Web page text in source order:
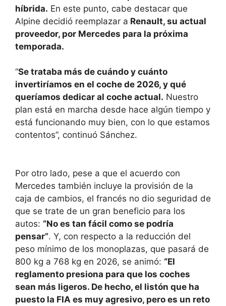
híbrida. En este punto, cabe destacar que
Alpine decidió reemplazar a Renault, su actual
proveedor, por Mercedes para la próxima
temporada.
“Se trataba más de cuándo y cuánto
invertiríamos en el coche de 2026, y qué
queríamos dedicar al coche actual. Nuestro
plan está en marcha desde hace algún tiempo y
está funcionando muy bien, con lo que estamos
contentos”, continuó Sánchez.
Por otro lado, pese a que el acuerdo con
Mercedes también incluye la provisión de la
caja de cambios, el francés no dio seguridad de
que se trate de un gran beneficio para los
autos: “No es tan fácil como se podría
pensar”. Y, con respecto a la reducción del
peso mínimo de los monoplazas, que pasará de
800 kg a 768 kg en 2026, se animó: “El
reglamento presiona para que los coches
sean más ligeros. De hecho, el listón que ha
puesto la FIA es muy agresivo, pero es un reto